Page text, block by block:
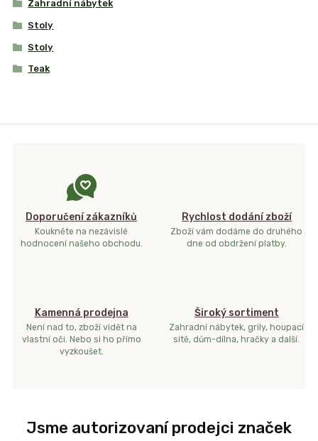
Zahradní nábytek
Stoly
Stoly
Teak
Doporučení zákazníků
Koukněte na nezávislé
hodnocení našeho obchodu.
Rychlost dodání zboží
Zboží vám dodáme do druhého
dne od obdržení platby.
Kamenná prodejna
Není nad to, zboží vidět na
vlastní oči. Nebo si ho přímo
vyzkoušet.
Široký sortiment
Zahradní nábytek, grily, houpací
sítě, dům-dílna, hračky a další.
Jsme autorizovaní prodejci značek